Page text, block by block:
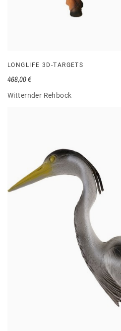
LONGLIFE 3D-TARGETS
Witternder Rehbock
468,00 €